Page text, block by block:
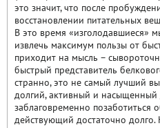
это значит, что после
восстановлении питательных
В это время «изголодавшиеся»
извлечь максимум пользы от
приходит на мысль –
быстрый представитель
странно, это не самый лучший
долгий, активный и насыщенный
заблаговременно позаботиться
действующий достаточно